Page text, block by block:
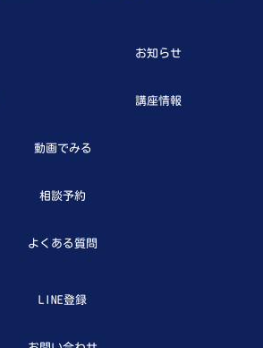
お知らせ
講座情報
動画でみる
相談予約
よくある質問
LINE登録